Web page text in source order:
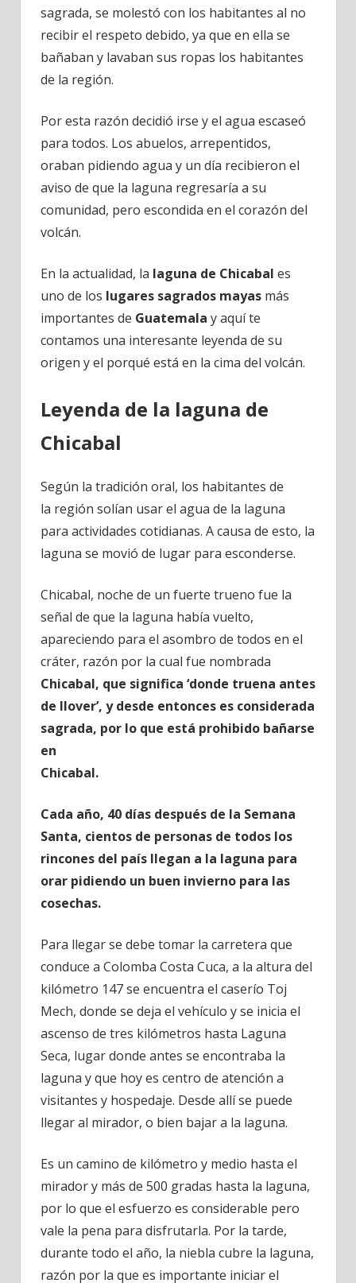
sagrada, se molestó con los habitantes al no
recibir el respeto debido, ya que en ella se
bañaban y lavaban sus ropas los habitantes
de la región.
Por esta razón decidió irse y el agua escaseó
para todos. Los abuelos, arrepentidos,
oraban pidiendo agua y un día recibieron el
aviso de que la laguna regresaría a su
comunidad, pero escondida en el corazón del
volcán.
En la actualidad, la laguna de Chicabal es
uno de los lugares sagrados mayas más
importantes de Guatemala y aquí te
contamos una interesante leyenda de su
origen y el porqué está en la cima del volcán.
Leyenda de la laguna de
Chicabal
Según la tradición oral, los habitantes de
la región solían usar el agua de la laguna
para actividades cotidianas. A causa de esto, la
laguna se movió de lugar para esconderse.
Chicabal, noche de un fuerte trueno fue la
señal de que la laguna había vuelto,
apareciendo para el asombro de todos en el
cráter, razón por la cual fue nombrada
Chicabal, que significa ‘donde truena antes
de llover’, y desde entonces es considerada
sagrada, por lo que está prohibido bañarse
en
Chicabal.
Cada año, 40 días después de la Semana
Santa, cientos de personas de todos los
rincones del país llegan a la laguna para
orar pidiendo un buen invierno para las
cosechas.
Para llegar se debe tomar la carretera que
conduce a Colomba Costa Cuca, a la altura del
kilómetro 147 se encuentra el caserío Toj
Mech, donde se deja el vehículo y se inicia el
ascenso de tres kilómetros hasta Laguna
Seca, lugar donde antes se encontraba la
laguna y que hoy es centro de atención a
visitantes y hospedaje. Desde allí se puede
llegar al mirador, o bien bajar a la laguna.
Es un camino de kilómetro y medio hasta el
mirador y más de 500 gradas hasta la laguna,
por lo que el esfuerzo es considerable pero
vale la pena para disfrutarla. Por la tarde,
durante todo el año, la niebla cubre la laguna,
razón por la que es importante iniciar el